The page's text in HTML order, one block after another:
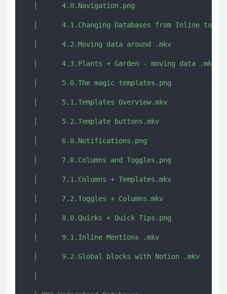
  │      4.0.Navigation.png
│      4.1.Changing Databases from Inline to
  │      4.2.Moving data around .mkv
  │      4.3.Plants + Garden - moving data .mkv
  │      5.0.The magic templates.png
  │      5.1.Templates Overview.mkv
  │      5.2.Template buttons.mkv
  │      6.0.Notifications.png
  │      7.0.Columns and Toggles.png
  │      7.1.Columns + Templates.mkv
  │      7.2.Toggles + Columns.mkv
  │      8.0.Quirks + Quick Tips.png
  │      9.1.Inline Mentions .mkv
  │      9.2.Global blocks with Notion .mkv